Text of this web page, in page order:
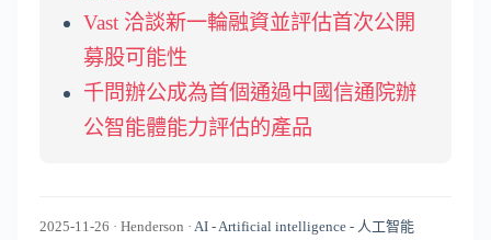
Vast 洽談新一輪融資並評估首次公開
募股可能性
千問辦公成為首個通過中國信通院辦
公智能體能力評估的產品
2025-11-26 · Henderson · AI - Artificial intelligence - 人工智能